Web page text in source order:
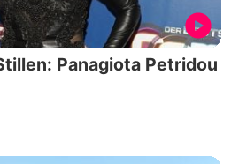
Panagiota Petridou